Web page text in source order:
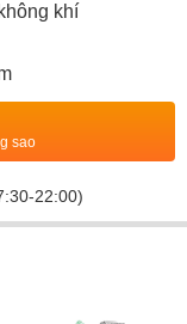
khí
sao
22:00)